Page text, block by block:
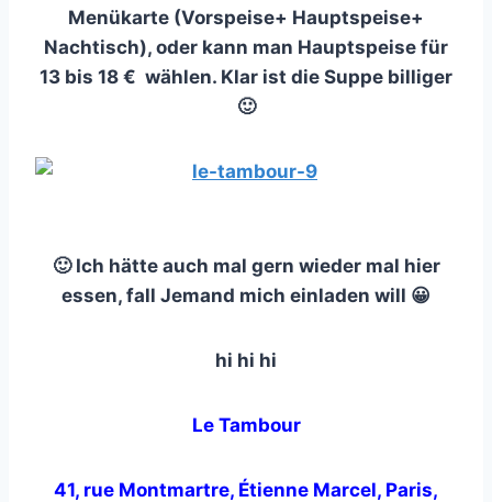
Menükarte (Vorspeise+ Hauptspeise+
Nachtisch), oder kann man Hauptspeise für
13 bis 18 € wählen. Klar ist die Suppe billiger
🙂
🙂 Ich hätte auch mal gern wieder mal hier
essen, fall Jemand mich einladen will 😀
hi hi hi
Le Tambour
41, rue Montmartre, Étienne Marcel, Paris,